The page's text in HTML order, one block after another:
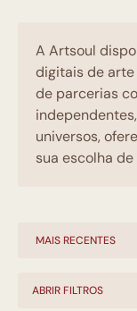
A Artsoul
digitais de
de parcerias
universos,
sua escolha
ABRIR FILTROS